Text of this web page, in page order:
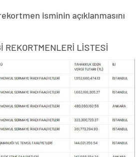
isminin açıklanmasını
REKORTMENLERİ LİSTESİ